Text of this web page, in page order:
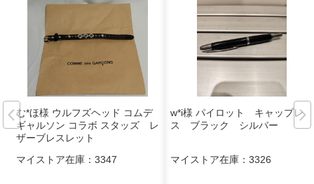
む*ほ様 ウルフズヘッド コムデ
ギャルソン コラボ スタッズ レ
ザーブレスレット
マイストア在庫： 3347
w*i様 パイロット キャップレ
ス ブラック シルバー
マイストア在庫： 3326